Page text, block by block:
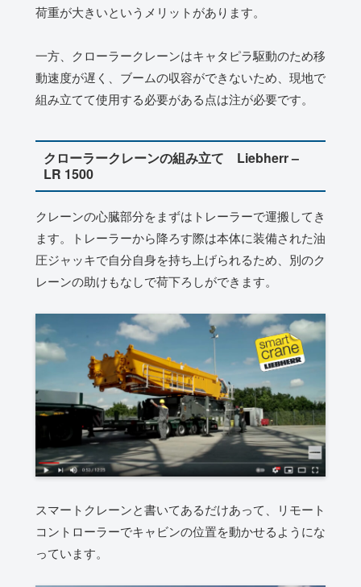
荷重が大きいというメリットがあります。
一方、クローラークレーンはキャタピラ駆動のため移
動速度が遅く、ブームの収容ができないため、現地で
組み立てて使用する必要がある点は注が必要です。
クローラークレーンの組み立て Liebherr –
LR 1500
クレーンの心臓部分をまずはトレーラーで運搬してき
ます。トレーラーから降ろす際は本体に装備された油
圧ジャッキで自分自身を持ち上げられるため、別のク
レーンの助けもなしで荷下ろしができます。
スマートクレーンと書いてあるだけあって、リモート
コントローラーでキャビンの位置を動かせるようにな
っています。